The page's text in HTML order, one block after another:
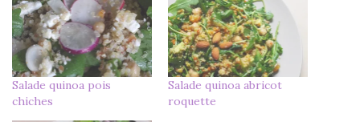
Salade quinoa pois
chiches
Salade quinoa abricot
roquette